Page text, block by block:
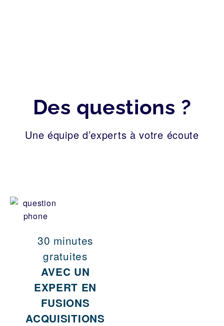
Des questions ?
Une équipe d’experts à votre écoute
30 minutes
gratuites
AVEC UN
EXPERT EN
FUSIONS
ACQUISITIONS